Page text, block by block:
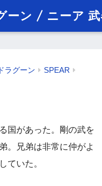
ーン / ニーア
ラグーン SPEAR
国があった。剛の武を
。兄弟は非常に仲がよ
ていた。